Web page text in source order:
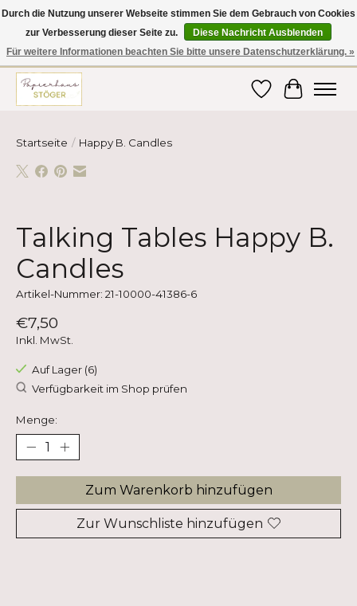
Hier finden Sie hochwertige Produkte im Bereich Schule, Büro, Papier,
Schreiben und vieles mehr! Erhalten Sie Ihre Bestellung bequem nach
Hause oder ins Büro geliefert!
Wunschzettel
Ihr
Startseite / Happy B. Candles
Talking Tables Happy B.
Candles
Artikel-Nummer: 21-10000-41386-6
€7,50
Inkl. MwSt.
Auf Lager (6)
Verfügbarkeit im Shop prüfen
Menge:
Zum Warenkorb hinzufügen
Zur Wunschliste hinzufügen
Durch die Nutzung unserer Webseite stimmen Sie dem Gebrauch von Cookies
zur Verbesserung dieser Seite zu.
Diese Nachricht Ausblenden
Für weitere Informationen beachten Sie bitte unsere Datenschutzerklärung. »